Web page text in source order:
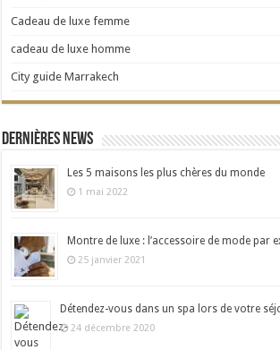
Cadeau de luxe femme
cadeau de luxe homme
City guide Marrakech
Dernières news
Les 5 maisons les plus chères du monde
1 mai 2022
Montre de luxe : l’accessoire de mode par
25 janvier 2021
Détendez-vous dans un spa lors de votre
24 décembre 2020